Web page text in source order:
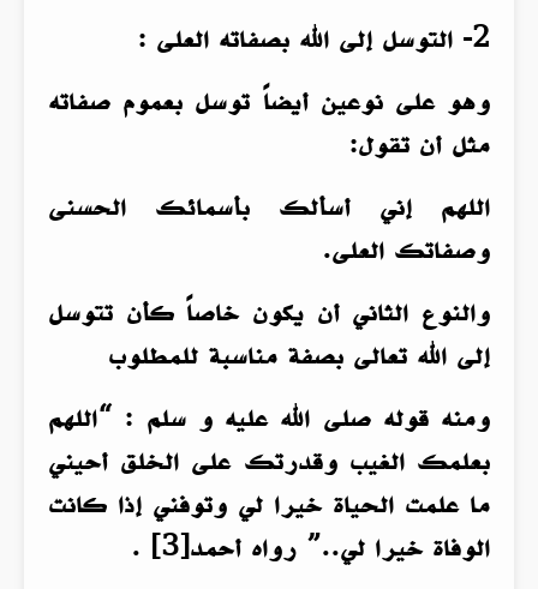
2- التوسل إلى الله بصفاته العلى :
وهو على نوعين أيضاً توسل بعموم صفاته
مثل أن تقول:
اللهم إني أسألك بأسمائك الحسنى
وصفاتك العلى.
والنوع الثاني أن يكون خاصاً كأن تتوسل
إلى الله تعالى بصفة مناسبة للمطلوب
ومنه قوله صلى الله عليه و سلم : “اللهم
بعلمك الغيب وقدرتك على الخلق أحيني
ما علمت الحياة خيرا لي وتوفني إذا كانت
الوفاة خيرا لي..” رواه أحمد[3] .